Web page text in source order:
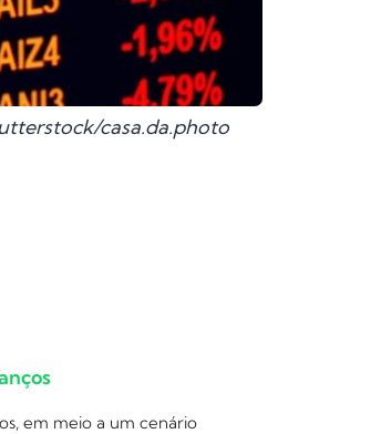
casa.da.photo
em meio a um cenário